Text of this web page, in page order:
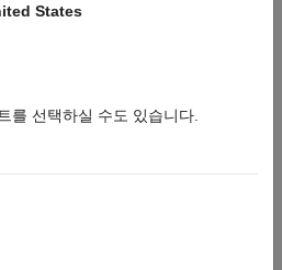
States
를 선택하실 수도 있습니다.